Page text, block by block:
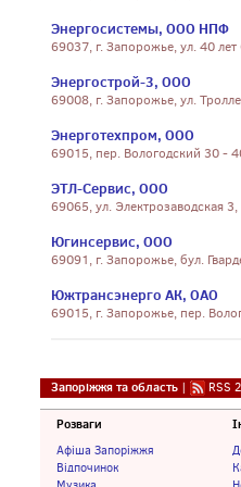
Энергосистемы, ООО НПФ
69037, г. Запорожье, ул. 40
Энергострой-3, ООО
69008, г. Запорожье, ул.
Энерготехпром, ООО
69015, пер. Вологодский 30 -
ЭТЛ-Сервис, ООО
69065, ул. Электрозаводская
Югинсервис, ООО
69091, г. Запорожье, бул.
Южтрансэнерго АК, ОАО
69015, г. Запорожье, пер.
Запоріжжя та область | RSS
Розваги
Афіша Запоріжжя
Відпочинок